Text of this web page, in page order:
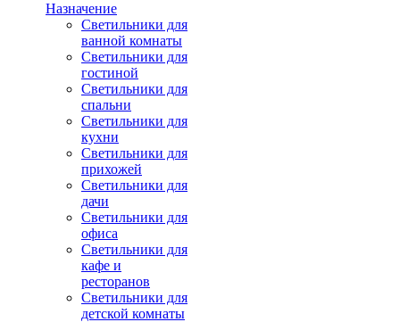
Назначение
Светильники для
ванной комнаты
Светильники для
гостиной
Светильники для
спальни
Светильники для
кухни
Светильники для
прихожей
Светильники для
дачи
Светильники для
офиса
Светильники для
кафе и
ресторанов
Светильники для
детской комнаты